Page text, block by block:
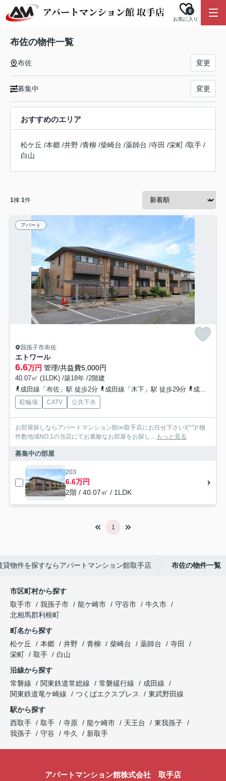
お気に入り
0
布佐の物件一覧
布佐 変更
募集中 変更
おすすめのエリア
松ケ丘 /本郷 /井野 /青柳 /柴崎台 /薬師台 /寺田 /栄町 /取手 /
白山
1棟 1件
アパート
我孫子市布佐
エトワール
6.6万円 管理/共益費5,000円
40.07㎡ (1LDK) /築18年 /2階建
成田線「布佐」駅 徒歩2分
成田線「木下」駅 徒歩29分 成田線「新木」駅 徒歩42分
駐輪場 CATV 公共下水
お部屋探しならアパートマンション館㈱取手店にお任せ下さい!(^^)! 物
件数地域NO.1の当店にてお素敵なお部屋をお探し... もっと見る
募集中の部屋
203
6.6万円
2階 / 40.07㎡ / 1LDK
1
貸物件を探すならアパートマンション館取手店 布佐の物件一覧
市区町村から探す
取手市
我孫子市 龍ケ崎市 守谷市
牛久市
北相馬郡利根町
町名から探す
松ケ丘
本郷 井野 青柳 柴崎台 薬師台
寺田
栄町
取手
白山
沿線から探す
常磐線
関東鉄道常総線 常磐緩行線
成田線
関東鉄道竜ケ崎線
つくばエクスプレス
東武野田線
駅から探す
西取手
取手 寺原 龍ケ崎市 天王台
東我孫子
我孫子
守谷 牛久 新取手
アパートマンション館株式会社 取手店